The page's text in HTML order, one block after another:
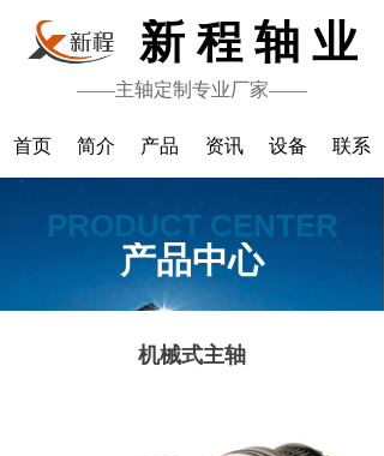
新 程 轴 业
——主轴定制专业厂家——
首页 简介 产品 资讯 设备 联系
机械式主轴
PRODUCT CENTER
产品中心